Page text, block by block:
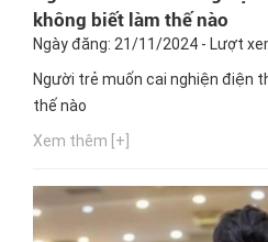
không biết làm thế nào
Ngày đăng: 21/11/2024 - Lượt
Người trẻ muốn cai nghiện điện
thế nào
Xem thêm [+]